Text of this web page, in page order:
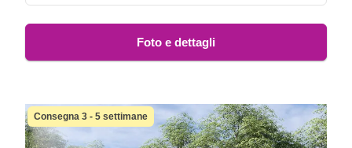
Foto e dettagli
Consegna 3 - 5 settimane